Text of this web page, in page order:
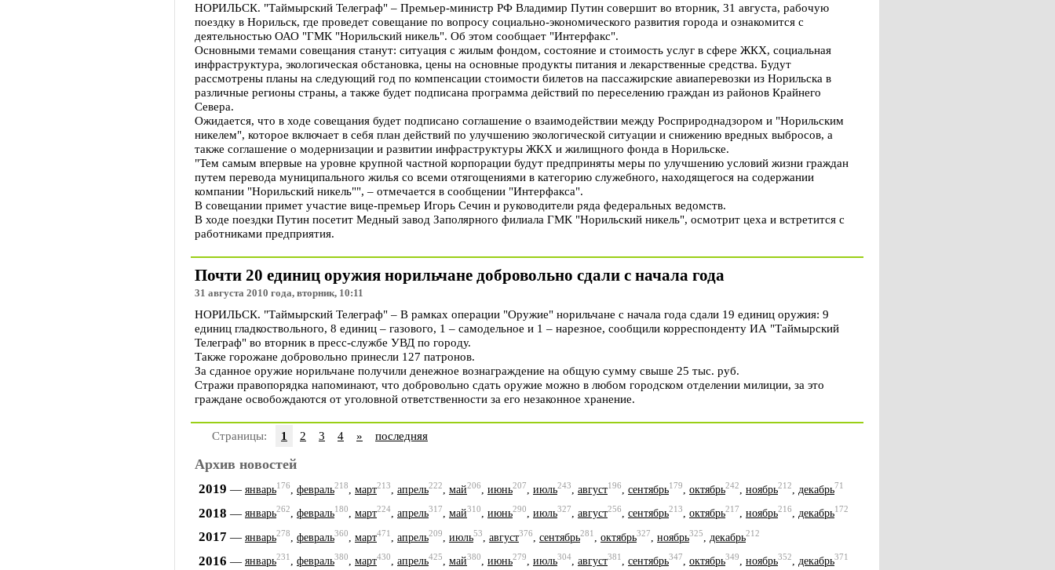
НОРИЛЬСК. "Таймырский Телеграф" – Премьер-министр РФ Владимир Путин совершит во вторник, 31 августа, рабочую
поездку в Норильск, где проведет совещание по вопросу социально-экономического развития города и ознакомится с
деятельностью ОАО "ГМК "Норильский никель". Об этом сообщает "Интерфакс".
Основными темами совещания станут: ситуация с жилым фондом, состояние и стоимость услуг в сфере ЖКХ, социальная
инфраструктура, экологическая обстановка, цены на основные продукты питания и лекарственные средства. Будут
рассмотрены планы на следующий год по компенсации стоимости билетов на пассажирские авиаперевозки из Норильска в
различные регионы страны, а также будет подписана программа действий по переселению граждан из районов Крайнего
Севера.
Ожидается, что в ходе совещания будет подписано соглашение о взаимодействии между Росприроднадзором и "Норильским
никелем", которое включает в себя план действий по улучшению экологической ситуации и снижению вредных выбросов, а
также соглашение о модернизации и развитии инфраструктуры ЖКХ и жилищного фонда в Норильске.
"Тем самым впервые на уровне крупной частной корпорации будут предприняты меры по улучшению условий жизни граждан
путем перевода муниципального жилья со всеми отягощениями в категорию служебного, находящегося на содержании
компании "Норильский никель"", – отмечается в сообщении "Интерфакса".
В совещании примет участие вице-премьер Игорь Сечин и руководители ряда федеральных ведомств.
В ходе поездки Путин посетит Медный завод Заполярного филиала ГМК "Норильский никель", осмотрит цеха и встретится с
работниками предприятия.
Почти 20 единиц оружия норильчане добровольно сдали с начала года
31 августа 2010 года, вторник, 10:11
НОРИЛЬСК. "Таймырский Телеграф" – В рамках операции "Оружие" норильчане с начала года сдали 19 единиц оружия: 9
единиц гладкоствольного, 8 единиц – газового, 1 – самодельное и 1 – нарезное, сообщили корреспонденту ИА "Таймырский
Телеграф" во вторник в пресс-службе УВД по городу.
Также горожане добровольно принесли 127 патронов.
За сданное оружие норильчане получили денежное вознаграждение на общую сумму свыше 25 тыс. руб.
Стражи правопорядка напоминают, что добровольно сдать оружие можно в любом городском отделении милиции, за это
граждане освобождаются от уголовной ответственности за его незаконное хранение.
Страницы: 1 2 3 4 » последняя
Архив новостей
2019 — январь176 февраль218 март213 апрель222 май206 июнь207 июль243 август196 сентябрь179 октябрь242 ноябрь212 декабрь71
2018 — январь262, февраль180, март224, апрель317, май310, июнь290, июль327, август256, сентябрь213, октябрь217, ноябрь216, декабрь172
2017 — январь278 февраль360 март471 апрель209 июль53 август376 сентябрь281 октябрь327 ноябрь325 декабрь212
2016 — январь231, февраль380, март430, апрель425, май380, июнь279, июль304, август381, сентябрь347, октябрь349, ноябрь352, декабрь371